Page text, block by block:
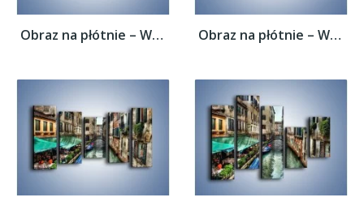
Obraz na płótnie – Wenecka uliczka w... Obraz na płótnie – Wenecka uliczka w...